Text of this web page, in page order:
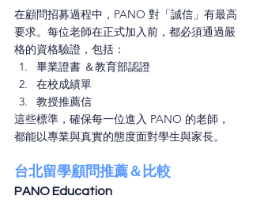
在顧問招募過程中，PANO 對「誠信」有最高
要求。每位老師在正式加入前，都必須通過嚴
格的資格驗證，包括：
畢業證書 ＆教育部認證
在校成績單
教授推薦信
這些標準，確保每一位進入 PANO 的老師，
都能以專業與真實的態度面對學生與家長。
台北留學顧問推薦＆比較
PANO Education